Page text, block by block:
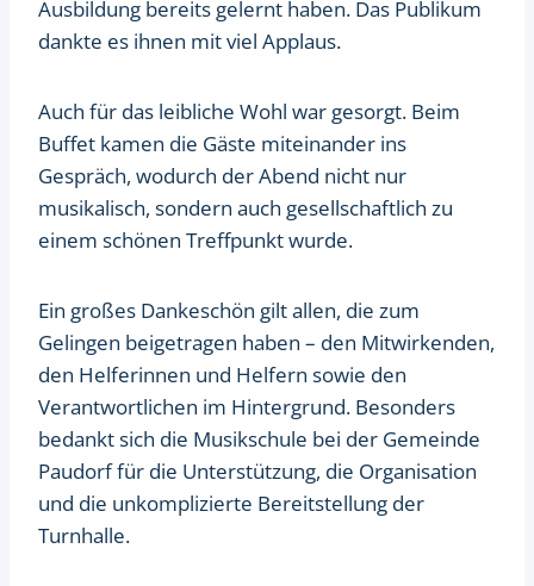
Ausbildung bereits gelernt haben. Das Publikum
dankte es ihnen mit viel Applaus.
Auch für das leibliche Wohl war gesorgt. Beim
Buffet kamen die Gäste miteinander ins
Gespräch, wodurch der Abend nicht nur
musikalisch, sondern auch gesellschaftlich zu
einem schönen Treffpunkt wurde.
Ein großes Dankeschön gilt allen, die zum
Gelingen beigetragen haben – den Mitwirkenden,
den Helferinnen und Helfern sowie den
Verantwortlichen im Hintergrund. Besonders
bedankt sich die Musikschule bei der Gemeinde
Paudorf für die Unterstützung, die Organisation
und die unkomplizierte Bereitstellung der
Turnhalle.